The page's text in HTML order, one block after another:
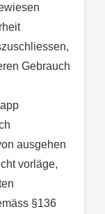
Gebrauch
ausgehen
vorläge,
§136